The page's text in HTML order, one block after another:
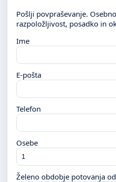
Pošlji povpraševanje.
razpoložljivost, posadko in
Ime
E-pošta
Telefon
Osebe
Želeno obdobje potovanja od